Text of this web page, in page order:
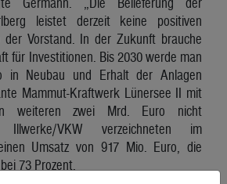
leistet derzeit keine positiven
der Vorstand. In der Zukunft brauche
für Investitionen. Bis 2030 werde man
in Neubau und Erhalt der Anlagen
Mammut-Kraftwerk Lünersee II mit
weiteren zwei Mrd. Euro nicht
VKW verzeichneten im
Umsatz von 917 Mio. Euro, die
73 Prozent.